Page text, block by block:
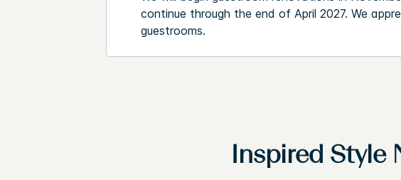
continue through the end of April 2027. We
guestrooms.
Inspired Style